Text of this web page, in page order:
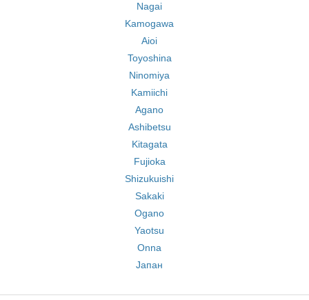
Nagai
Kamogawa
Aioi
Toyoshina
Ninomiya
Kamiichi
Agano
Ashibetsu
Kitagata
Fujioka
Shizukuishi
Sakaki
Ogano
Yaotsu
Onna
Јапан